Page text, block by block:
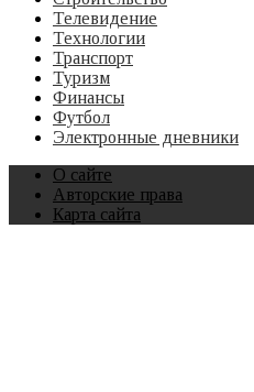
Телевидение
Технологии
Транспорт
Туризм
Финансы
Футбол
Электронные дневники
О сайте
Авторские права
Карта сайта